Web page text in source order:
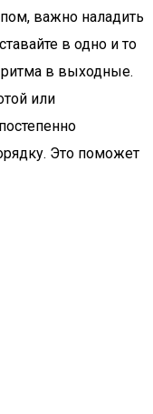
важно наладить
в одно и то
ритма в выходные.
или
Это поможет